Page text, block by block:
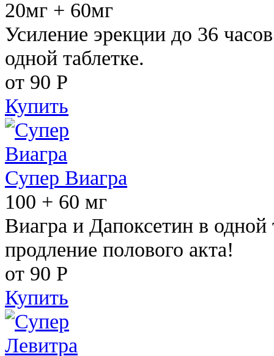
20мг + 60мг
Усиление эрекции до 36
одной таблетке.
от 90 Р
Купить
Супер Виагра
100 + 60 мг
Виагра и Дапоксетин в одной
продление полового акта!
от 90 Р
Купить